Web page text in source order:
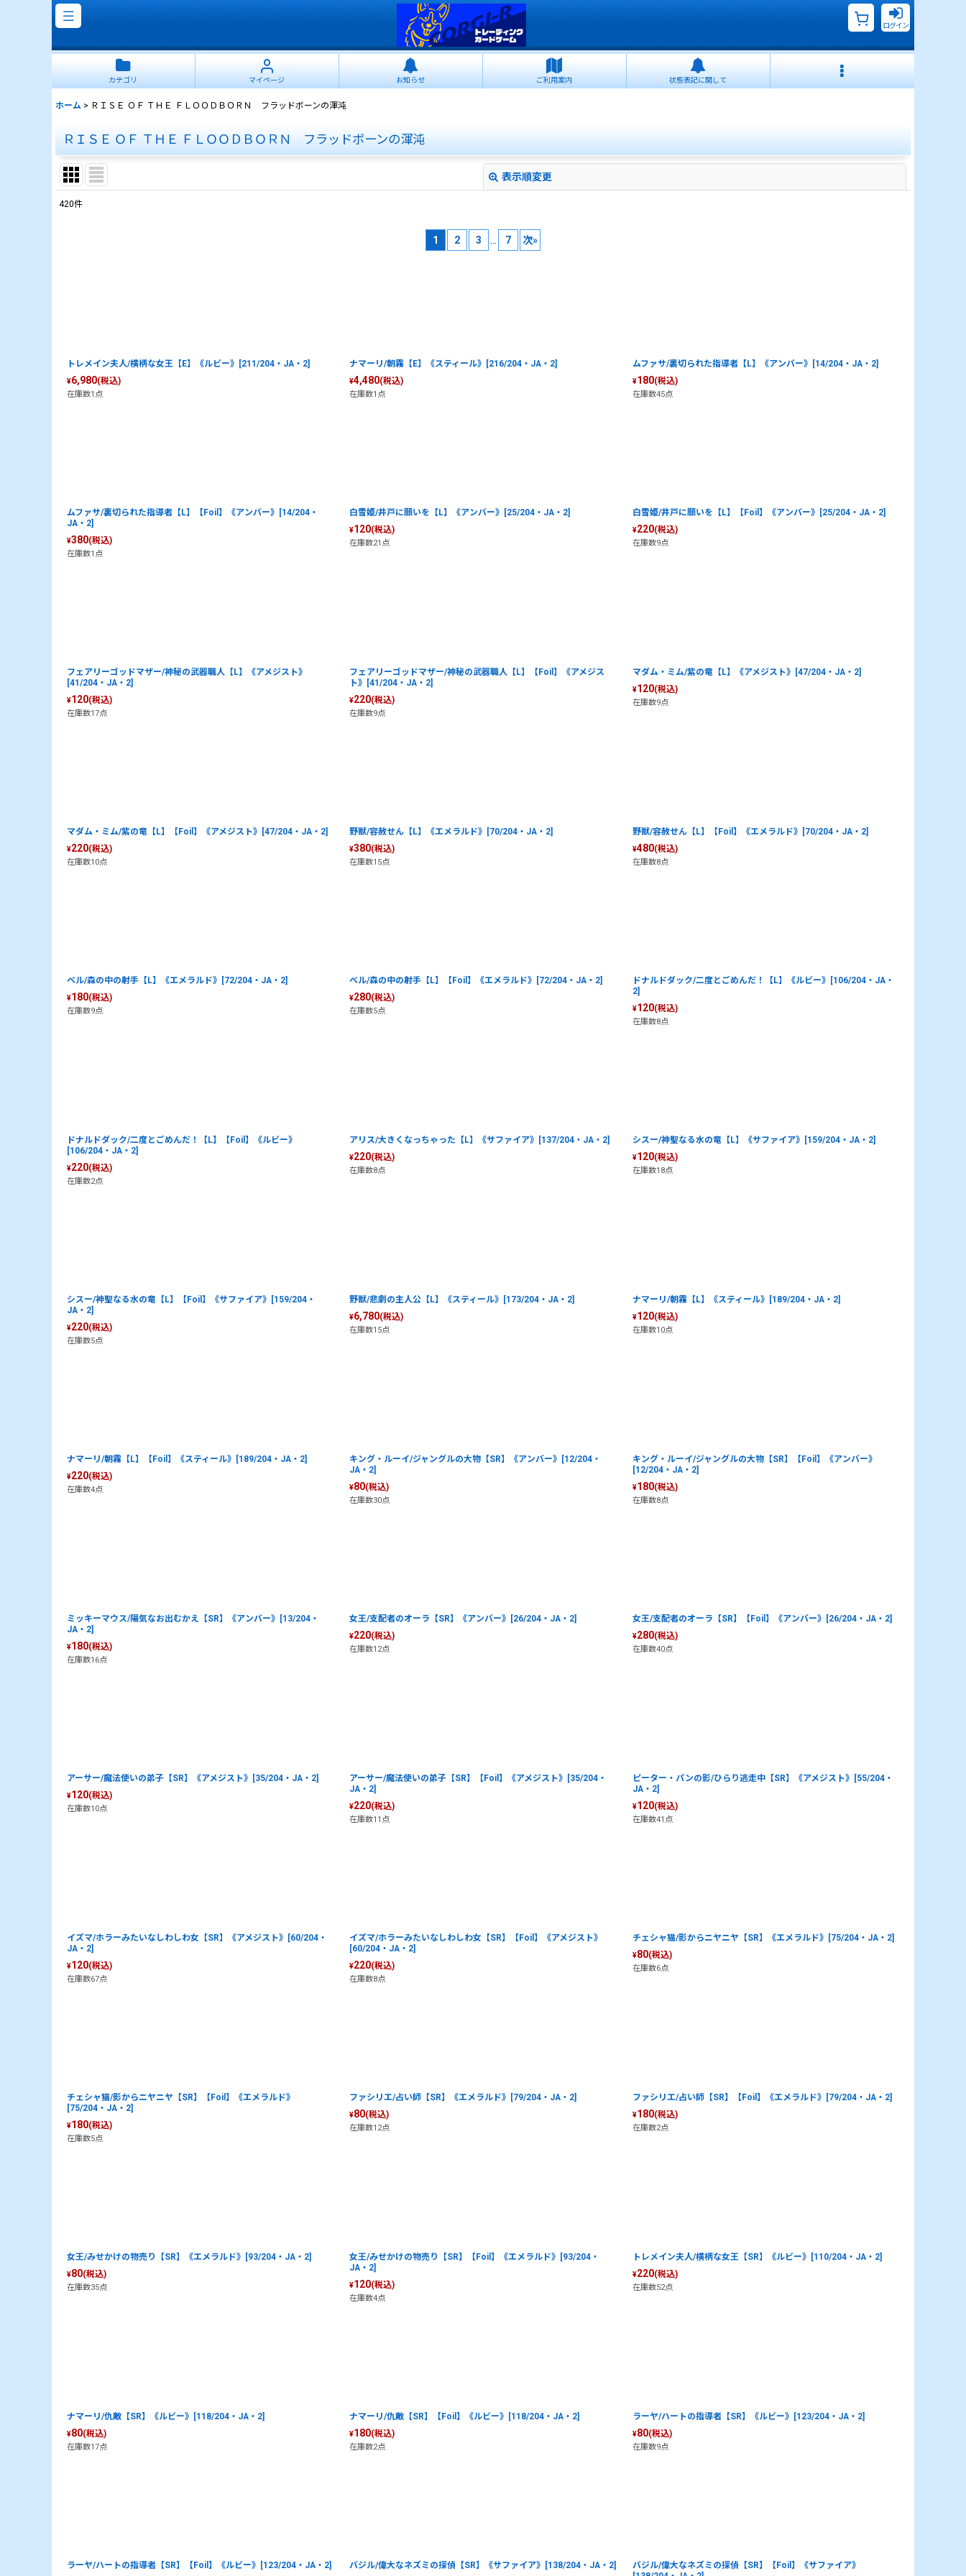
ログイン
カテゴリ マイページ お知らせ ご利用案内 状態表記に関して
ホーム > ＲＩＳＥ ＯＦ ＴＨＥ ＦＬＯＯＤＢＯＲＮ フラッドボーンの渾沌
ＲＩＳＥ ＯＦ ＴＨＥ ＦＬＯＯＤＢＯＲＮ フラッドボーンの渾沌
表示順変更
420件
1 2 3 7 次»
トレメイン夫人/横柄な女王【E】《ルビー》[211/204・JA・2]
¥6,980(税込)
在庫数1点
ナマーリ/朝霧【E】《スティール》[216/204・JA・2]
¥4,480(税込)
在庫数1点
ムファサ/裏切られた指導者【L】《アンバー》[14/204・JA・2]
¥180(税込)
在庫数45点
ムファサ/裏切られた指導者【L】【Foil】《アンバー》[14/204・
JA・2]
¥380(税込)
在庫数1点
白雪姫/井戸に願いを【L】《アンバー》[25/204・JA・2]
¥120(税込)
在庫数21点
白雪姫/井戸に願いを【L】【Foil】《アンバー》[25/204・JA・2]
¥220(税込)
在庫数9点
フェアリーゴッドマザー/神秘の武器職人【L】《アメジスト》
[41/204・JA・2]
¥120(税込)
在庫数17点
フェアリーゴッドマザー/神秘の武器職人【L】【Foil】《アメジス
ト》[41/204・JA・2]
¥220(税込)
在庫数9点
マダム・ミム/紫の竜【L】《アメジスト》[47/204・JA・2]
¥120(税込)
在庫数9点
マダム・ミム/紫の竜【L】【Foil】《アメジスト》[47/204・JA・2]
¥220(税込)
在庫数10点
野獣/容赦せん【L】《エメラルド》[70/204・JA・2]
¥380(税込)
在庫数15点
野獣/容赦せん【L】【Foil】《エメラルド》[70/204・JA・2]
¥480(税込)
在庫数8点
ベル/森の中の射手【L】《エメラルド》[72/204・JA・2]
¥180(税込)
在庫数9点
ベル/森の中の射手【L】【Foil】《エメラルド》[72/204・JA・2]
¥280(税込)
在庫数5点
ドナルドダック/二度とごめんだ！【L】《ルビー》[106/204・JA・
2]
¥120(税込)
在庫数8点
ドナルドダック/二度とごめんだ！【L】【Foil】《ルビー》
[106/204・JA・2]
¥220(税込)
在庫数2点
アリス/大きくなっちゃった【L】《サファイア》[137/204・JA・2]
¥220(税込)
在庫数8点
シスー/神聖なる水の竜【L】《サファイア》[159/204・JA・2]
¥120(税込)
在庫数18点
シスー/神聖なる水の竜【L】【Foil】《サファイア》[159/204・
JA・2]
¥220(税込)
在庫数5点
野獣/悲劇の主人公【L】《スティール》[173/204・JA・2]
¥6,780(税込)
在庫数15点
ナマーリ/朝霧【L】《スティール》[189/204・JA・2]
¥120(税込)
在庫数10点
ナマーリ/朝霧【L】【Foil】《スティール》[189/204・JA・2]
¥220(税込)
在庫数4点
キング・ルーイ/ジャングルの大物【SR】《アンバー》[12/204・
JA・2]
¥80(税込)
在庫数30点
キング・ルーイ/ジャングルの大物【SR】【Foil】《アンバー》
[12/204・JA・2]
¥180(税込)
在庫数8点
ミッキーマウス/陽気なお出むかえ【SR】《アンバー》[13/204・
JA・2]
¥180(税込)
在庫数16点
女王/支配者のオーラ【SR】《アンバー》[26/204・JA・2]
¥220(税込)
在庫数12点
女王/支配者のオーラ【SR】【Foil】《アンバー》[26/204・JA・2]
¥280(税込)
在庫数40点
アーサー/魔法使いの弟子【SR】《アメジスト》[35/204・JA・2]
¥120(税込)
在庫数10点
アーサー/魔法使いの弟子【SR】【Foil】《アメジスト》[35/204・
JA・2]
¥220(税込)
在庫数11点
ピーター・パンの影/ひらり逃走中【SR】《アメジスト》[55/204・
JA・2]
¥120(税込)
在庫数41点
イズマ/ホラーみたいなしわしわ女【SR】《アメジスト》[60/204・
JA・2]
¥120(税込)
在庫数67点
イズマ/ホラーみたいなしわしわ女【SR】【Foil】《アメジスト》
[60/204・JA・2]
¥220(税込)
在庫数8点
チェシャ猫/影からニヤニヤ【SR】《エメラルド》[75/204・JA・2]
¥80(税込)
在庫数6点
チェシャ猫/影からニヤニヤ【SR】【Foil】《エメラルド》
[75/204・JA・2]
¥180(税込)
在庫数5点
ファシリエ/占い師【SR】《エメラルド》[79/204・JA・2]
¥80(税込)
在庫数12点
ファシリエ/占い師【SR】【Foil】《エメラルド》[79/204・JA・2]
¥180(税込)
在庫数2点
女王/みせかけの物売り【SR】《エメラルド》[93/204・JA・2]
¥80(税込)
在庫数35点
女王/みせかけの物売り【SR】【Foil】《エメラルド》[93/204・
JA・2]
¥120(税込)
在庫数4点
トレメイン夫人/横柄な女王【SR】《ルビー》[110/204・JA・2]
¥220(税込)
在庫数52点
ナマーリ/仇敵【SR】《ルビー》[118/204・JA・2]
¥80(税込)
在庫数17点
ナマーリ/仇敵【SR】【Foil】《ルビー》[118/204・JA・2]
¥180(税込)
在庫数2点
ラーヤ/ハートの指導者【SR】《ルビー》[123/204・JA・2]
¥80(税込)
在庫数9点
ラーヤ/ハートの指導者【SR】【Foil】《ルビー》[123/204・JA・2] バジル/偉大なネズミの探偵【SR】《サファイア》[138/204・JA・2]
バジル/偉大なネズミの探偵【SR】【Foil】《サファイア》